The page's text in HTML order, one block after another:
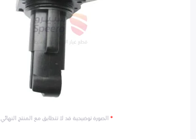
*الصورة توضيحية قد لا تتطابق مع المنتج النهائي